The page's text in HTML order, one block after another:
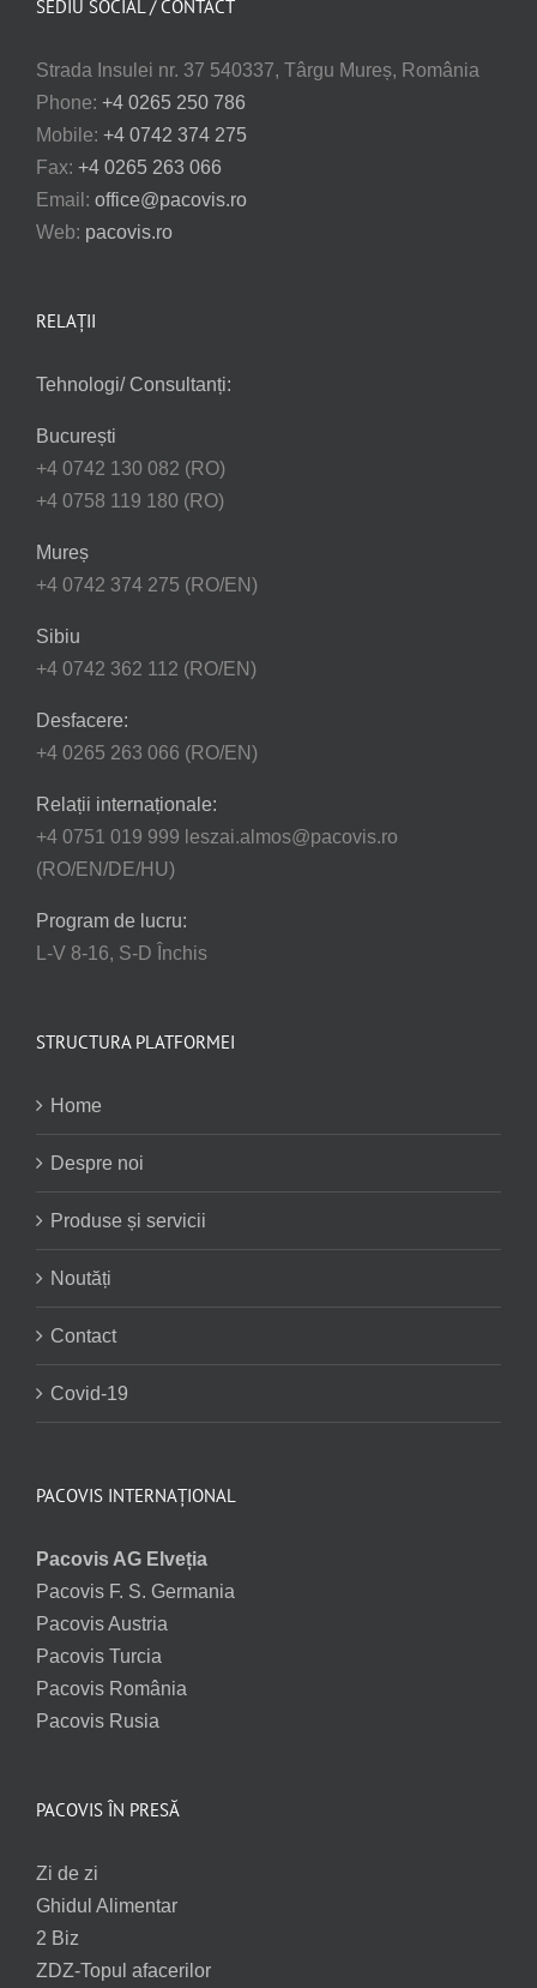
SEDIU SOCIAL / CONTACT
Strada Insulei nr. 37 540337, Târgu Mureș, România
Phone: +4 0265 250 786
Mobile: +4 0742 374 275
Fax: +4 0265 263 066
Email: office@pacovis.ro
Web: pacovis.ro
RELAȚII
Tehnologi/ Consultanți:
București
+4 0742 130 082 (RO)
+4 0758 119 180 (RO)
Mureș
+4 0742 374 275 (RO/EN)
Sibiu
+4 0742 362 112 (RO/EN)
Desfacere:
+4 0265 263 066 (RO/EN)
Relații internaționale:
+4 0751 019 999 leszai.almos@pacovis.ro
(RO/EN/DE/HU)
Program de lucru:
L-V 8-16, S-D Închis
STRUCTURA PLATFORMEI
Home
Despre noi
Produse și servicii
Noutăți
Contact
Covid-19
PACOVIS INTERNAȚIONAL
Pacovis AG Elveția
Pacovis F. S. Germania
Pacovis Austria
Pacovis Turcia
Pacovis România
Pacovis Rusia
PACOVIS ÎN PRESĂ
Zi de zi
Ghidul Alimentar
2 Biz
ZDZ-Topul afacerilor